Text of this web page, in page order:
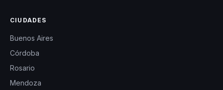
CIUDADES
Buenos Aires
Córdoba
Rosario
Mendoza